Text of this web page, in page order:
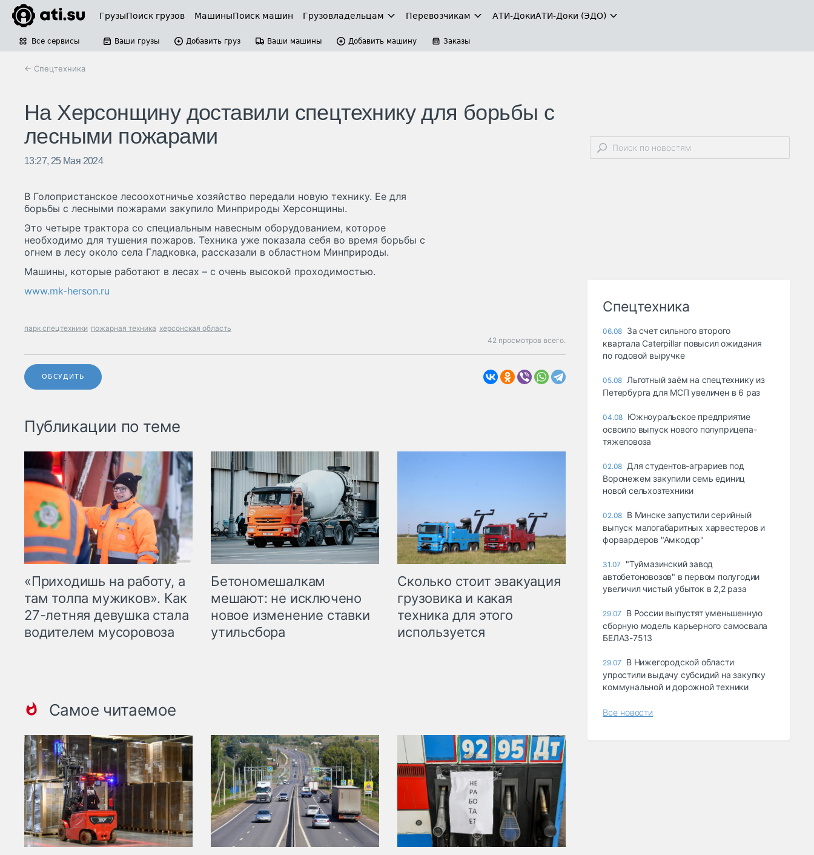
ГрузыПоиск грузов МашиныПоиск машин Грузовладельцам Перевозчикам АТИ-ДокиАТИ-Доки (ЭДО)
Все сервисы Ваши грузы Добавить груз Ваши машины Добавить машину Заказы
← Спецтехника
На Херсонщину доставили спецтехнику для борьбы с
лесными пожарами
13:27, 25 Мая 2024
В Голопристанское лесоохотничье хозяйство передали новую технику. Ее для
борьбы с лесными пожарами закупило Минприроды Херсонщины.
Это четыре трактора со специальным навесным оборудованием, которое
необходимо для тушения пожаров. Техника уже показала себя во время борьбы с
огнем в лесу около села Гладковка, рассказали в областном Минприроды.
Машины, которые работают в лесах – с очень высокой проходимостью.
www.mk-herson.ru
парк спецтехники пожарная техника херсонская область
42 просмотров всего.
ОБСУДИТЬ
Публикации по теме
«Приходишь на работу, а
там толпа мужиков». Как
27-летняя девушка стала
водителем мусоровоза
Бетономешалкам
мешают: не исключено
новое изменение ставки
утильсбора
Сколько стоит эвакуация
грузовика и какая
техника для этого
используется
Самое читаемое
Спецтехника
06.08 За счет сильного второго
квартала Caterpillar повысил ожидания
по годовой выручке
05.08 Льготный заём на спецтехнику из
Петербурга для МСП увеличен в 6 раз
04.08 Южноуральское предприятие
освоило выпуск нового полуприцепа-
тяжеловоза
02.08 Для студентов-аграриев под
Воронежем закупили семь единиц
новой сельхозтехники
02.08 В Минске запустили серийный
выпуск малогабаритных харвестеров и
форвардеров "Амкодор"
31.07
"Туймазинский завод
автобетоновозов" в первом полугодии
увеличил чистый убыток в 2,2 раза
29.07
В России выпустят уменьшенную
сборную модель карьерного самосвала
БЕЛАЗ-7513
29.07
В Нижегородской области
упростили выдачу субсидий на закупку
коммунальной и дорожной техники
Все новости